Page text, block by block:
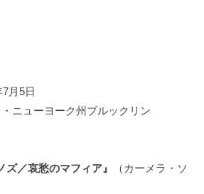
7月5日
ニューヨーク州ブルックリン
ズ／哀愁のマフィア』
（カーメラ・ソ